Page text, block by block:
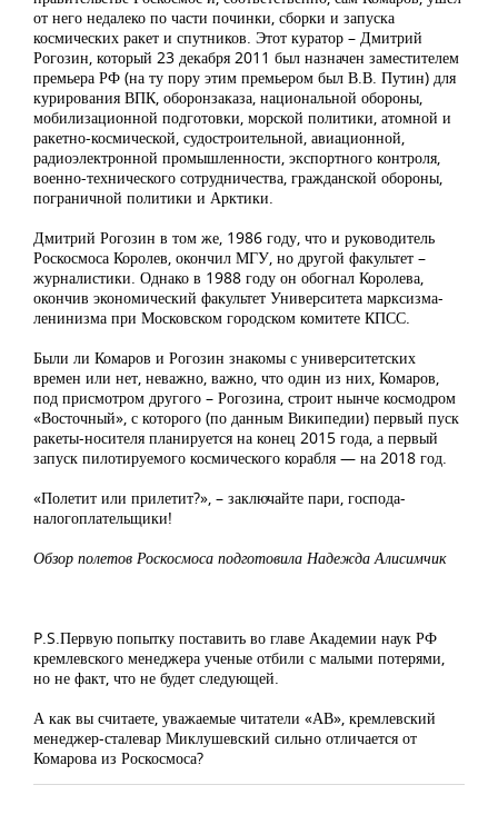
от него недалеко по части починки, сборки и запуска
космических ракет и спутников. Этот куратор – Дмитрий
Рогозин, который 23 декабря 2011 был назначен заместителем
премьера РФ (на ту пору этим премьером был В.В. Путин) для
курирования ВПК, оборонзаказа, национальной обороны,
мобилизационной подготовки, морской политики, атомной и
ракетно-космической, судостроительной, авиационной,
радиоэлектронной промышленности, экспортного контроля,
военно-технического сотрудничества, гражданской обороны,
пограничной политики и Арктики.
Дмитрий Рогозин в том же, 1986 году, что и руководитель
Роскосмоса Королев, окончил МГУ, но другой факультет –
журналистики. Однако в 1988 году он обогнал Королева,
окончив экономический факультет Университета марксизма-
ленинизма при Московском городском комитете КПСС.
Были ли Комаров и Рогозин знакомы с университетских
времен или нет, неважно, важно, что один из них, Комаров,
под присмотром другого – Рогозина, строит нынче космодром
«Восточный», с которого (по данным Википедии) первый пуск
ракеты-носителя планируется на конец 2015 года, а первый
запуск пилотируемого космического корабля — на 2018 год.
«Полетит или прилетит?», – заключайте пари, господа-
налогоплательщики!
Обзор полетов Роскосмоса подготовила Надежда Алисимчик
P.S.Первую попытку поставить во главе Академии наук РФ
кремлевского менеджера ученые отбили с малыми потерями,
но не факт, что не будет следующей.
А как вы считаете, уважаемые читатели «АВ», кремлевский
менеджер-сталевар Миклушевский сильно отличается от
Комарова из Роскосмоса?